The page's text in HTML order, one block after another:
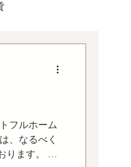
フルホーム
、なるべく
ります。 ネ